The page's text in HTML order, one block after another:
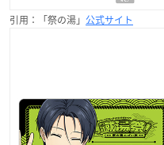
引用：「祭の湯」 公式サイト